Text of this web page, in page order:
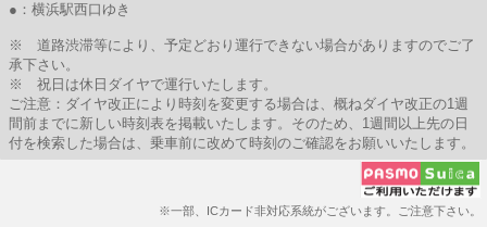
●：横浜駅西口ゆき
※ 道路渋滞等により、予定どおり運行できない場合がありますのでご了
承下さい。
※ 祝日は休日ダイヤで運行いたします。
ご注意：ダイヤ改正により時刻を変更する場合は、概ねダイヤ改正の1週
間前までに新しい時刻表を掲載いたします。そのため、1週間以上先の日
付を検索した場合は、乗車前に改めて時刻のご確認をお願いいたします。
※一部、ICカード非対応系統がございます。ご注意下さい。